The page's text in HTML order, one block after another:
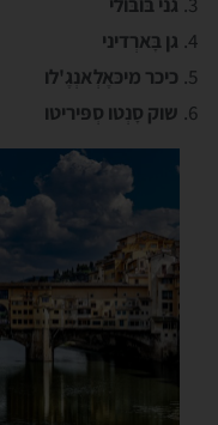
גן בָּארְדיני
כיכר מיכּאֶלְאנְגֶ'לו
שוק סָנְטו סְפּיריטו